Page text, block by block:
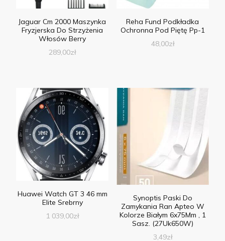
Jaguar Cm 2000 Maszynka
Fryzjerska Do Strzyżenia
Włosów Berry
289,00zł
Reha Fund Podkładka
Ochronna Pod Piętę Pp-1
48,00zł
Huawei Watch GT 3 46 mm
Elite Srebrny
1 039,00zł
Synoptis Paski Do
Zamykania Ran Apteo W
Kolorze Białym 6x75Mm , 1
Sasz. (27Uk650W)
3,49zł